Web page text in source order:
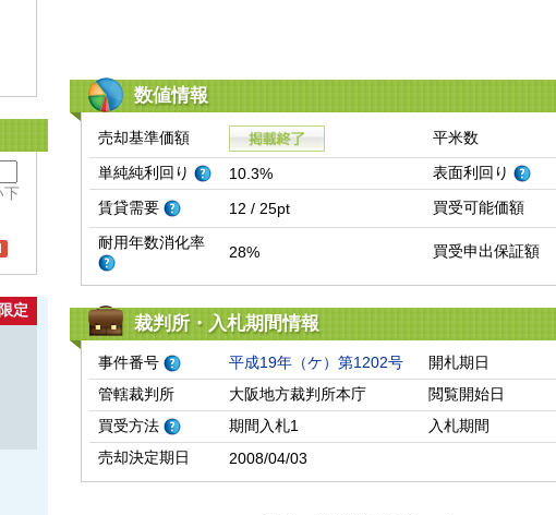
下
定
数値情報
売却基準価額 平米数
単純純利回り
10.3% 表面利回り
賃貸需要
12 / 25pt
買受可能価額
耐用年数消化率
28% 買受申出保証額
裁判所・入札期間情報
事件番号 平成19年（ケ）第1202号 開札期日
管轄裁判所
大阪地方裁判所本庁 閲覧開始日
買受方法
期間入札1 入札期間
売却決定期日
2008/04/03